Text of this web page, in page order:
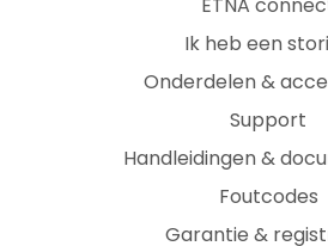
ETNA
Ik heb een
Onderdelen &
Support
Handleidingen &
Foutcodes
Garantie &